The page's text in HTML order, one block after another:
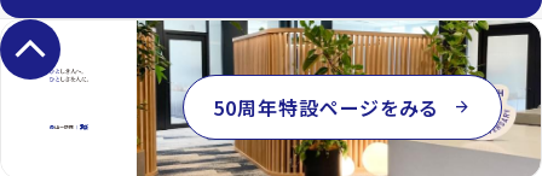
keyboard_arrow_up
50周年特設ページをみる arrow_forward